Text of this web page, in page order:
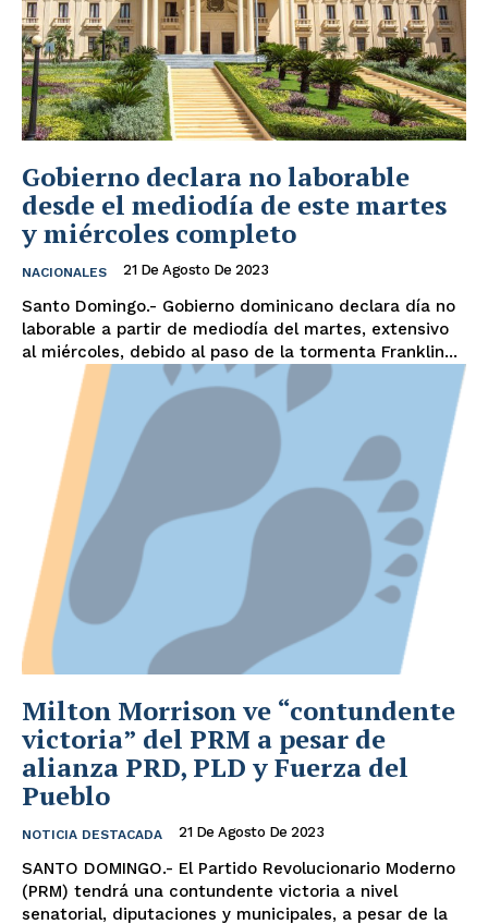
Gobierno declara no laborable
desde el mediodía de este martes
y miércoles completo
NACIONALES 21 De Agosto De 2023
Santo Domingo.- Gobierno dominicano declara día no
laborable a partir de mediodía del martes, extensivo
al miércoles, debido al paso de la tormenta Franklin...
Milton Morrison ve “contundente
victoria” del PRM a pesar de
alianza PRD, PLD y Fuerza del
Pueblo
NOTICIA DESTACADA 21 De Agosto De 2023
SANTO DOMINGO.- El Partido Revolucionario Moderno
(PRM) tendrá una contundente victoria a nivel
senatorial, diputaciones y municipales, a pesar de la